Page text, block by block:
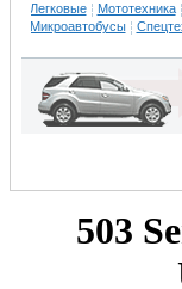
Легковые Мототехника
Микроавтобусы